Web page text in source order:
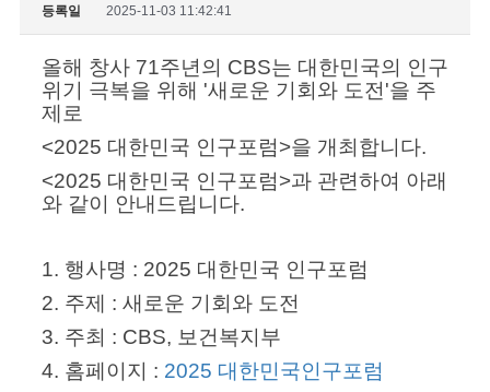
과
등록일 2025-11-03 11:42:41
올해 창사 71주년의 CBS는 대한민국의 인구
위기 극복을 위해 '새로운 기회와 도전'을 주
제로
<2025 대한민국 인구포럼>을 개최합니다.
<2025 대한민국 인구포럼>과 관련하여 아래
와 같이 안내드립니다.
1. 행사명 : 2025 대한민국 인구포럼
2. 주제 : 새로운 기회와 도전
3. 주최 : CBS, 보건복지부
4. 홈페이지 : 2025 대한민국인구포럼